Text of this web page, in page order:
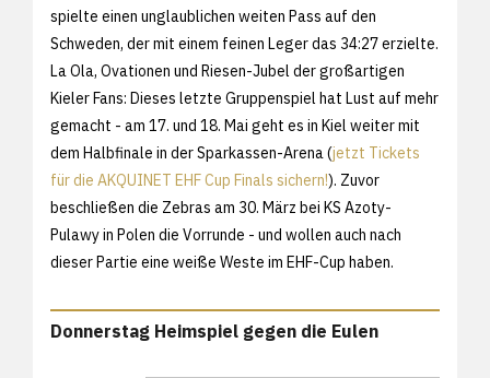
spielte einen unglaublichen weiten Pass auf den
Schweden, der mit einem feinen Leger das 34:27 erzielte.
La Ola, Ovationen und Riesen-Jubel der großartigen
Kieler Fans: Dieses letzte Gruppenspiel hat Lust auf mehr
gemacht - am 17. und 18. Mai geht es in Kiel weiter mit
dem Halbfinale in der Sparkassen-Arena (jetzt Tickets
für die AKQUINET EHF Cup Finals sichern!). Zuvor
beschließen die Zebras am 30. März bei KS Azoty-
Pulawy in Polen die Vorrunde - und wollen auch nach
dieser Partie eine weiße Weste im EHF-Cup haben.
Donnerstag Heimspiel gegen die Eulen